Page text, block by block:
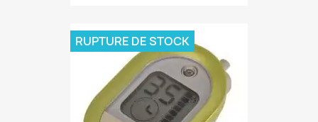
RUPTURE DE STOCK